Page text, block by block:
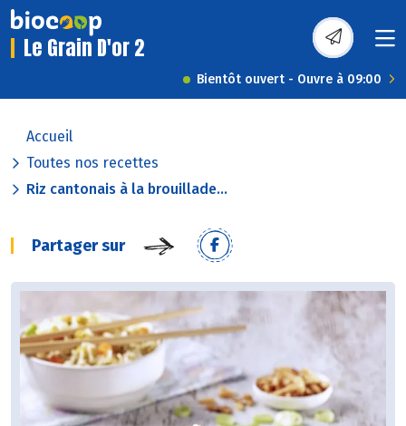
Le Grain D'or 2
Bientôt ouvert - Ouvre à 09:00
Accueil
Toutes nos recettes
Riz cantonais à la brouillade...
Partager sur